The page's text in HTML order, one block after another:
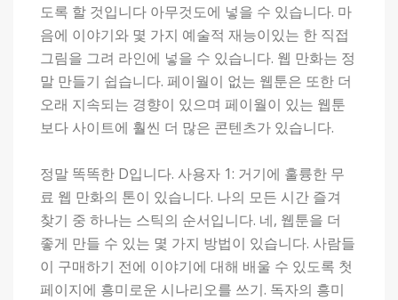
도록 할 것입니다 아무것도에 넣을 수 있습니다. 마
음에 이야기와 몇 가지 예술적 재능이있는 한 직접
그림을 그려 라인에 넣을 수 있습니다. 웹 만화는 정
말 만들기 쉽습니다. 페이월이 없는 웹툰은 또한 더
오래 지속되는 경향이 있으며 페이월이 있는 웹툰
보다 사이트에 훨씬 더 많은 콘텐츠가 있습니다.
정말 똑똑한 D입니다. 사용자 1: 거기에 훌륭한 무
료 웹 만화의 톤이 있습니다. 나의 모든 시간 즐겨
찾기 중 하나는 스틱의 순서입니다. 네, 웹툰을 더
좋게 만들 수 있는 몇 가지 방법이 있습니다. 사람들
이 구매하기 전에 이야기에 대해 배울 수 있도록 첫
페이지에 흥미로운 시나리오를 쓰기. 독자의 흥미